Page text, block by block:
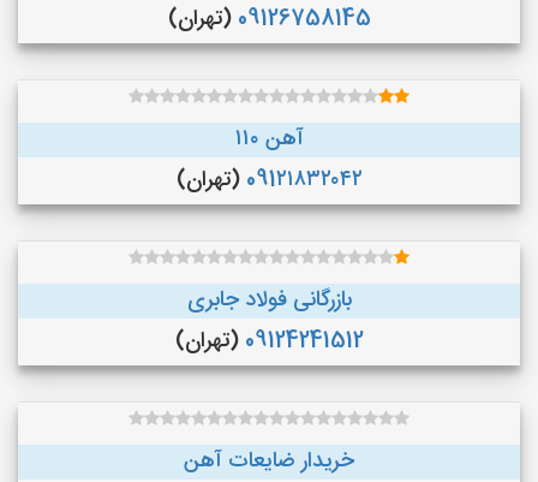
09126758145 (تهران)
آهن ۱۱۰
091۲۱۸۳۲۰۴۲ (تهران)
بازرگانی فولاد جابری
09124241512 (تهران)
خریدار ضایعات آهن